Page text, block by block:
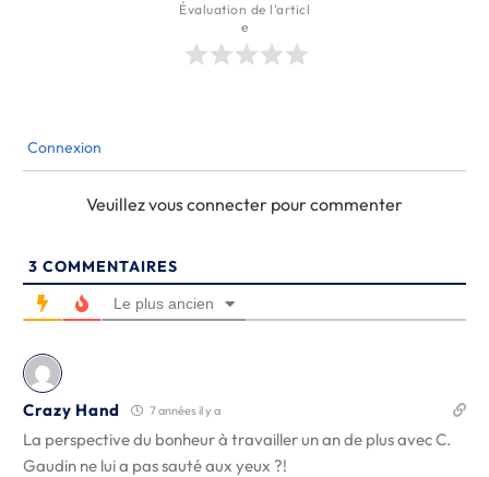
Évaluation de l'articl
e
Connexion
Veuillez vous connecter pour commenter
3 COMMENTAIRES
Le plus ancien
Crazy Hand 7 années il y a
La perspective du bonheur à travailler un an de plus avec C.
Gaudin ne lui a pas sauté aux yeux ?!